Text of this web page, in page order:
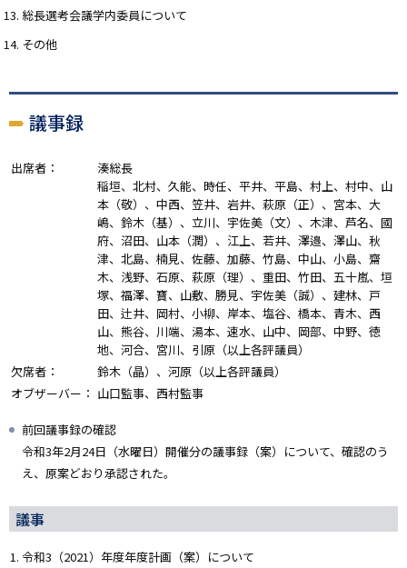
総長選考会議学内委員について
その他
議事録
出席者：
湊総長
稲垣、北村、久能、時任、平井、平島、村上、村中、山
本（敬）、中西、笠井、岩井、萩原（正）、宮本、大
嶋、鈴木（基）、立川、宇佐美（文）、木津、芦名、國
府、沼田、山本（潤）、江上、若井、澤邉、澤山、秋
津、北島、楠見、佐藤、加藤、竹島、中山、小島、齋
木、浅野、石原、萩原（理）、重田、竹田、五十嵐、垣
塚、福澤、寶、山敷、勝見、宇佐美（誠）、建林、戸
田、辻井、岡村、小柳、岸本、塩谷、橋本、青木、西
山、熊谷、川端、湯本、速水、山中、岡部、中野、徳
地、河合、宮川、引原（以上各評議員）
欠席者：
鈴木（晶）、河原（以上各評議員）
オブザーバー： 山口監事、西村監事
前回議事録の確認
令和3年2月24日（水曜日）開催分の議事録（案）について、確認のう
え、原案どおり承認された。
議事
令和3（2021）年度年度計画（案）について